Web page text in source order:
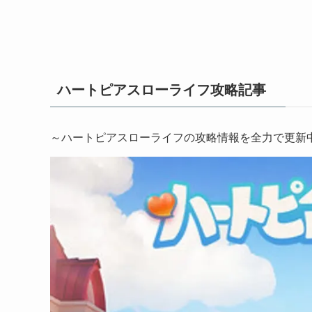
ハートピアスローライフ攻略記事
～ハートピアスローライフの攻略情報を全力で更新